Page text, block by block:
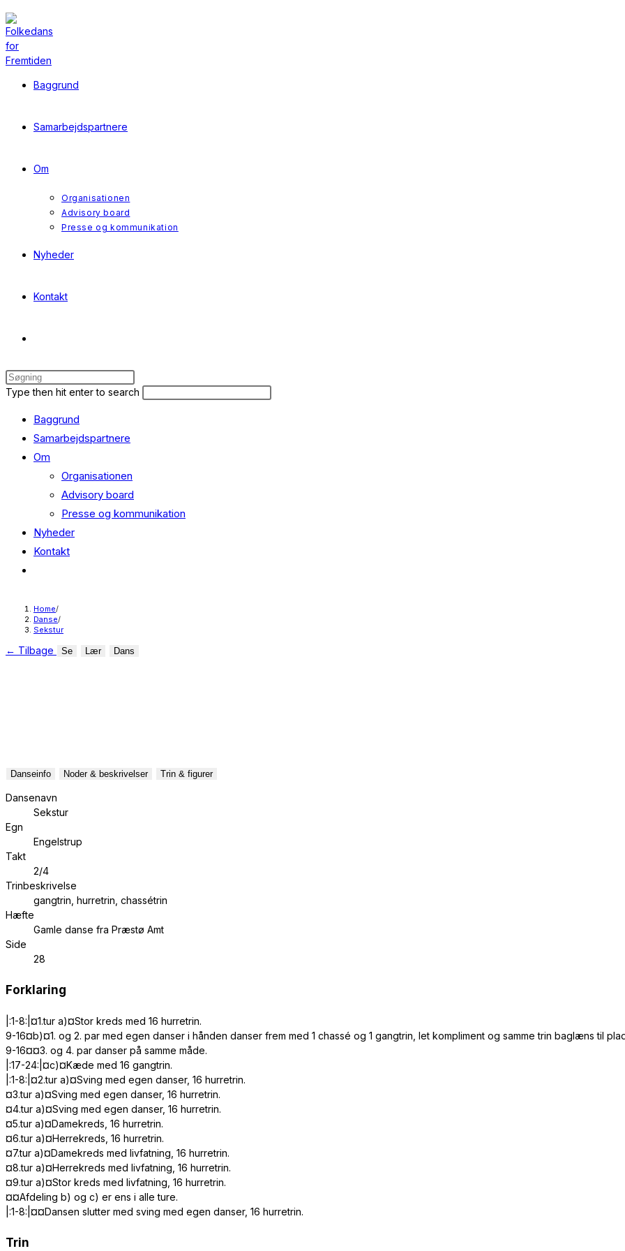
Skip
to
content
Baggrund
Samarbejdspartnere
Om
Organisationen
Advisory board
Presse og kommunikation
Nyheder
Kontakt
website
search
Escape
Search
website
Type then hit enter to search
Baggrund
Samarbejdspartnere
Om
Organisationen
Advisory board
Presse og kommunikation
Nyheder
Kontakt
search
Home/
Danse/
Sekstur
← Tilbage Se Lær Dans
Danseinfo Noder & beskrivelser Trin & figurer
Dansenavn
Sekstur
Egn
Engelstrup
Takt
2/4
Trinbeskrivelse
gangtrin, hurretrin, chassétrin
Hæfte
Gamle danse fra Præstø Amt
Side
28
Forklaring
|:1-8:|¤1.tur a)¤Stor kreds med 16 hurretrin.
9-16¤b)¤1. og 2. par med egen danser i hånden danser frem med 1 chassé og 1 gangtrin, let kompliment og samme trin baglæns til
9-16¤¤3. og 4. par danser på samme måde.
|:17-24:|¤c)¤Kæde med 16 gangtrin.
|:1-8:|¤2.tur a)¤Sving med egen danser, 16 hurretrin.
¤3.tur a)¤Sving med egen danser, 16 hurretrin.
¤4.tur a)¤Sving med egen danser, 16 hurretrin.
¤5.tur a)¤Damekreds, 16 hurretrin.
¤6.tur a)¤Herrekreds, 16 hurretrin.
¤7.tur a)¤Damekreds med livfatning, 16 hurretrin.
¤8.tur a)¤Herrekreds med livfatning, 16 hurretrin.
¤9.tur a)¤Stor kreds med livfatning, 16 hurretrin.
¤¤Afdeling b) og c) er ens i alle ture.
|:1-8:|¤¤Dansen slutter med sving med egen danser, 16 hurretrin.
Trin